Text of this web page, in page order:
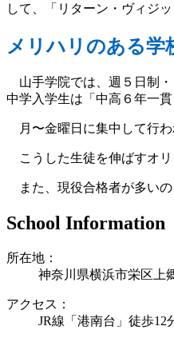
して、「リターン・ヴィジ
メリハリのある学
山手学院では、週５日制・
中学入学生は「中高６年一
月〜金曜日に集中して行わ
こうした生徒を伸ばすオリ
また、現役合格者が多いの
School Information
所在地：
神奈川県横浜市栄区上
アクセス：
JR線「港南台」徒歩12